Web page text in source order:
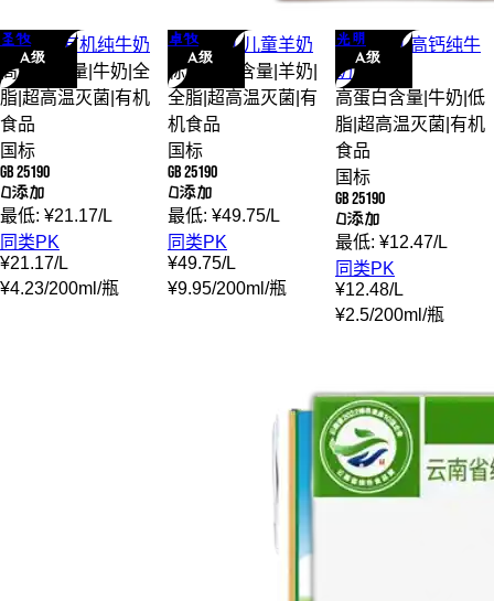
圣牧
A级
圣牧 A2 有机纯牛奶
高蛋白含量 牛奶 全
脂 超高温灭菌 有机
食品
国标
GB 25190
0添加
最低: ¥21.17/L
同类PK
¥21.17/L
¥4.23/200ml /瓶
卓牧
A级
卓牧 有机 儿童羊奶
标准蛋白含量 羊奶
全脂 超高温灭菌 有
机食品
国标
GB 25190
0添加
最低: ¥49.75/L
同类PK
¥49.75/L
¥9.95/200ml /瓶
光明
A级
光明 有机 高钙纯牛
奶
高蛋白含量 牛奶 低
脂 超高温灭菌 有机
食品
国标
GB 25190
0添加
最低: ¥12.47/L
同类PK
¥12.48/L
¥2.5/200ml /瓶